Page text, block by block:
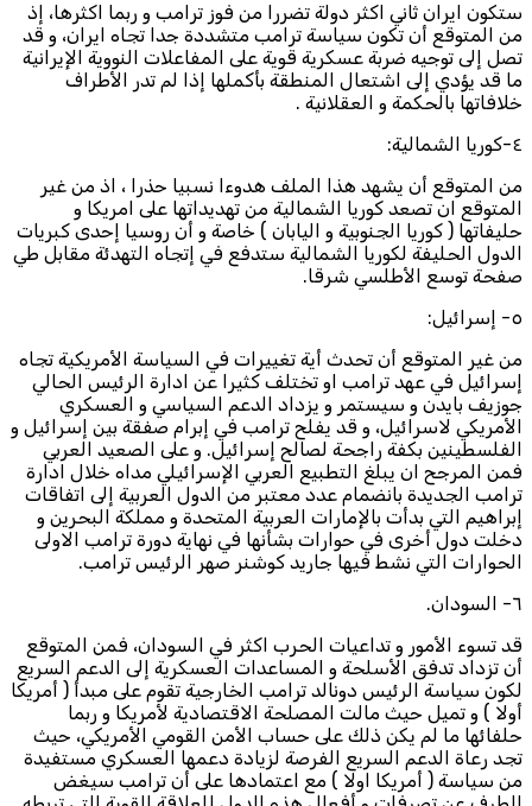
ستكون ايران ثاني اكثر دولة تضررا من فوز ترامب و ربما اكثرها، إذ
من المتوقع أن تكون سياسة ترامب متشددة جدا تجاه ايران، و قد
تصل إلى توجيه ضربة عسكرية قوية على المفاعلات النووية الإيرانية
ما قد يؤدي إلى اشتعال المنطقة بأكملها إذا لم تدر الأطراف
خلافاتها بالحكمة و العقلانية .
٤-كوريا الشمالية:
من المتوقع أن يشهد هذا الملف هدوءا نسبيا حذرا ، اذ من غير
المتوقع ان تصعد كوريا الشمالية من تهديداتها على امريكا و
حليفاتها ( كوريا الجنوبية و اليابان ) خاصة و أن روسيا إحدى كبريات
الدول الحليفة لكوريا الشمالية ستدفع في إتجاه التهدئة مقابل طي
صفحة توسع الأطلسي شرقا.
٥- إسرائيل:
من غير المتوقع أن تحدث أية تغييرات في السياسة الأمريكية تجاه
إسرائيل في عهد ترامب او تختلف كثيرا عن ادارة الرئيس الحالي
جوزيف بايدن و سيستمر و يزداد الدعم السياسي و العسكري
الأمريكي لاسرائيل، و قد يفلح ترامب في إبرام صفقة بين إسرائيل و
الفلسطينين بكفة راجحة لصالح إسرائيل. و على الصعيد العربي
فمن المرجح ان يبلغ التطبيع العربي الإسرائيلي مداه خلال ادارة
ترامب الجديدة بانضمام عدد معتبر من الدول العربية إلى اتفاقات
إبراهيم التي بدأت بالإمارات العربية المتحدة و مملكة البحرين و
دخلت دول أخرى في حوارات بشأنها في نهاية دورة ترامب الاولى
الحوارات التي نشط فيها جاريد كوشنر صهر الرئيس ترامب.
٦- السودان.
قد تسوء الأمور و تداعيات الحرب اكثر في السودان، فمن المتوقع
أن تزداد تدفق الأسلحة و المساعدات العسكرية إلى الدعم السريع
لكون سياسة الرئيس دونالد ترامب الخارجية تقوم على مبدأ ( أمريكا
أولا ) و تميل حيث مالت المصلحة الاقتصادية لأمريكا و ربما
حلفائها ما لم يكن ذلك على حساب الأمن القومي الأمريكي، حيث
تجد رعاة الدعم السريع الفرصة لزيادة دعمها العسكري مستفيدة
من سياسة ( أمريكا اولا ) مع اعتمادها على أن ترامب سيغض